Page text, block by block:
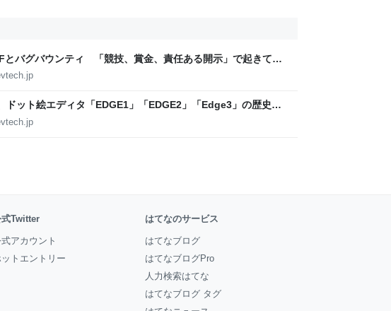
とバグバウンティ 「競技、賞金、責任ある開示」で起きてい
カス】 - レバテックLAB
ドット絵エディタ「EDGE1」「EDGE2」「Edge3」の歴史に
く【フォーカス】 - レバテックLAB
式Twitter
アカウント
ットエントリー
はてなのサービス
はてなブログ
はてなブログPro
人力検索はてな
はてなブログ タグ